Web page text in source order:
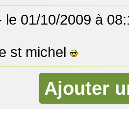
le 01/10/2009 à
st michel
Ajouter